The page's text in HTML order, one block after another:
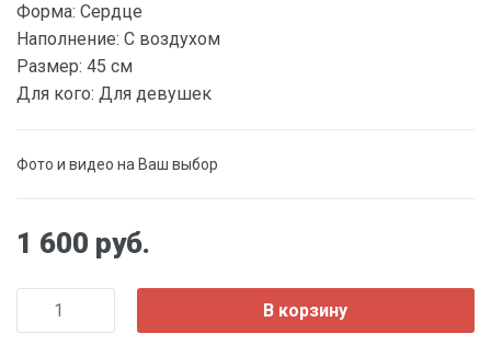
Форма: Сердце
Наполнение: С воздухом
Размер: 45 см
Для кого: Для девушек
Фото и видео на Ваш выбор
1 600 руб.
В корзину